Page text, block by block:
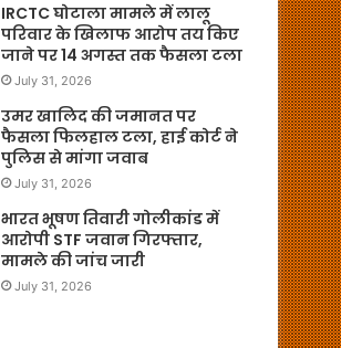
IRCTC घोटाला मामले में लालू
परिवार के खिलाफ आरोप तय किए
जाने पर 14 अगस्त तक फैसला टला
July 31, 2026
उमर खालिद की जमानत पर
फैसला फिलहाल टला, हाई कोर्ट ने
पुलिस से मांगा जवाब
July 31, 2026
भारत भूषण तिवारी गोलीकांड में
आरोपी STF जवान गिरफ्तार,
मामले की जांच जारी
July 31, 2026